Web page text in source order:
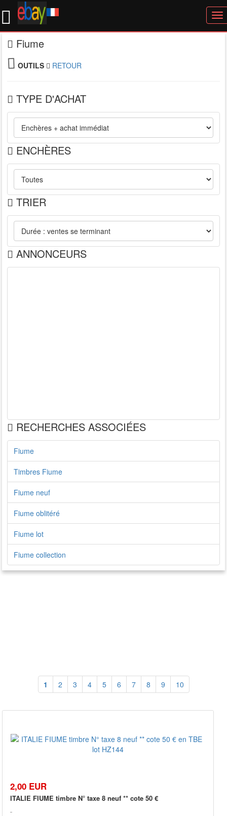
Fiume
OUTILS RETOUR
TYPE D'ACHAT
ENCHÈRES
TRIER
ANNONCEURS
RECHERCHES ASSOCIÉES
Fiume
Timbres Fiume
Fiume neuf
Fiume oblitéré
Fiume lot
Fiume collection
1 2 3 4 5 6 7 8 9 10
2,00 EUR
ITALIE FIUME timbre N° taxe 8 neuf ** cote 50 €